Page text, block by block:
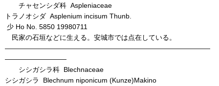
チャセンシダ科 Aspleniaceae
トラノオシダ Asplenium incisum Thunb.
少 Ho No. 5850 19980711
民家の石垣などに生える。安城市では点在している。
――――――――――――――――――――――――――――――
―――――――――
シシガシラ科 Blechnaceae
シシガシラ Blechnum niponicum (Kunze)Makino